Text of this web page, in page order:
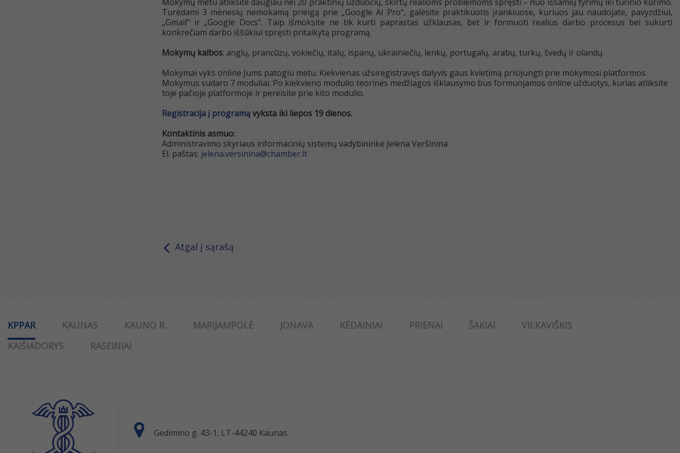
Turėdami 3 mėnesių nemokamą prieigą prie „Google AI Pro“, galėsite praktikuotis įrankiuose, kuriuos jau naudojate, pavyzdžiui,
„Gmail“ ir „Google Docs“. Taip išmoksite ne tik kurti paprastas užklausas, bet ir formuoti realius darbo procesus bei sukurti
konkrečiam darbo iššūkiui spręsti pritaikytą programą.
Mokymų kalbos: anglų, prancūzų, vokiečių, italų, ispanų, ukrainiečių, lenkų, portugalų, arabų, turkų, švedų ir olandų.
Mokymai vyks online Jums patogiu metu. Kiekvienas užsiregistravęs dalyvis gaus kvietimą prisijungti prie mokymosi platformos.
Mokymus sudaro 7 moduliai. Po kiekvieno modulio teorinės medžiagos išklausymo bus formuojamos online užduotys, kurias atliksite
toje pačioje platformoje ir pereisite prie kito modulio.
Registracija į programąvyksta iki liepos 19 dienos.
Kontaktinis asmuo:
Administravimo skyriaus informacinių sistemų vadybininkė Jelena Veršinina
El. paštas: jelena.versinina@chamber.lt
Atgal į sąrašą
KPPAR KAUNAS KAUNO R. MARIJAMPOLĖ JONAVA KĖDAINIAI PRIENAI ŠAKIAI
VILKAVIŠKIS
KAIŠIADORYS
RASEINIAI
Gedimino g. 43-1, LT-44240 Kaunas